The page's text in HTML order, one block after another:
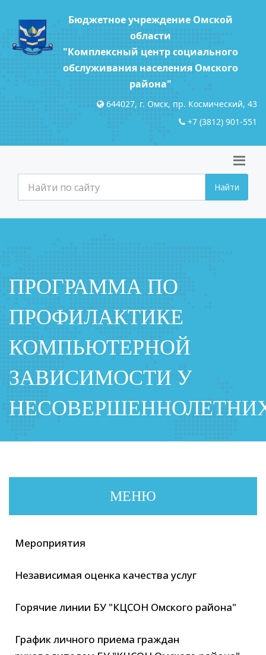
Бюджетное учреждение Омской
области
"Комплексный центр социального
обслуживания населения Омского
района"
644027, г. Омск, пр. Космический, 43
+7 (3812) 901-551
Найти
ПРОГРАММА ПО
ПРОФИЛАКТИКЕ
КОМПЬЮТЕРНОЙ
ЗАВИСИМОСТИ У
МЕНЮ
Мероприятия
Независимая оценка качества услуг
Горячие линии БУ "КЦСОН Омского района"
График личного приема граждан